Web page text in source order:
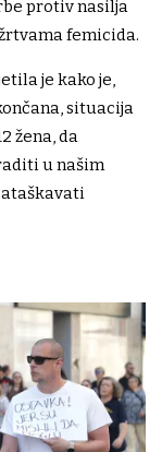
protiv nasilja
femicida.
je kako je,
situacija
žena, da
u našim